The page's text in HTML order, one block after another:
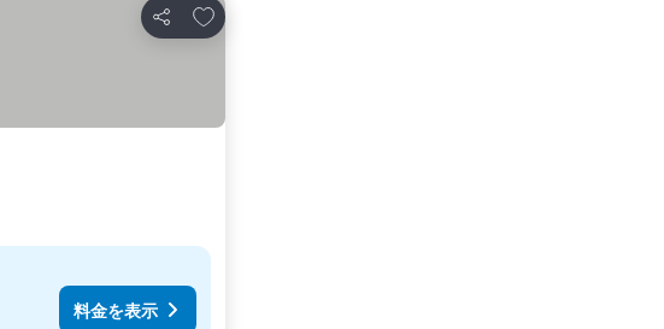
シェア
お気に入りに追加
料金を表示